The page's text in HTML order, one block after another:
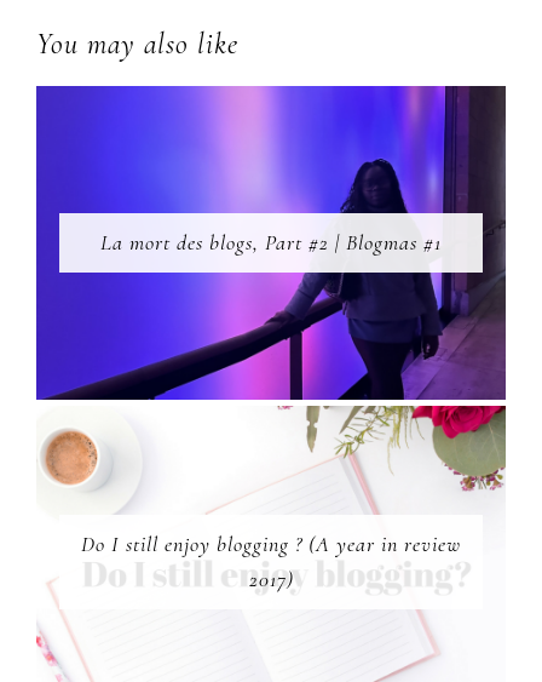
You may also like
La mort des blogs, Part #2 | Blogmas #1
Do I still enjoy blogging ? (A year in review
2017)